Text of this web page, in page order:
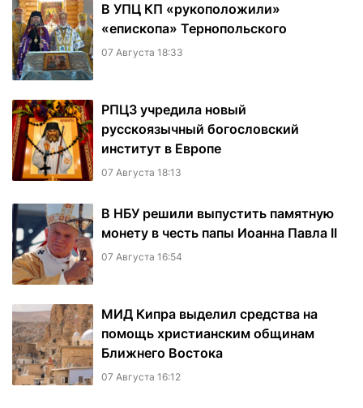
В УПЦ КП «рукоположили»
«епископа» Тернопольского
07 Августа 18:33
РПЦЗ учредила новый
русскоязычный богословский
институт в Европе
07 Августа 18:13
В НБУ решили выпустить памятную
монету в честь папы Иоанна Павла II
07 Августа 16:54
МИД Кипра выделил средства на
помощь христианским общинам
Ближнего Востока
07 Августа 16:12